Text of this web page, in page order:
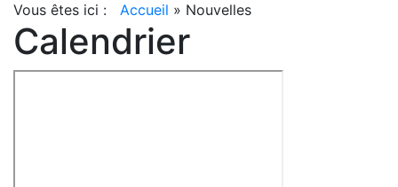
Vous êtes ici : Accueil » Nouvelles
Calendrier